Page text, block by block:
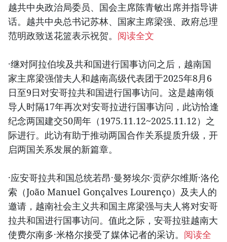
越共中央政治局委员、国会主席陈青敏出席并指导讲
话。越共中央总书记苏林、国家主席梁强、政府总理
范明政致送花篮表示祝贺。 阅读全文
·继对阿拉伯埃及共和国进行国事访问之后，越南国
家主席梁强偕夫人和越南高级代表团于2025年8月6
日至9日对安哥拉共和国进行国事访问。这是越南领
导人时隔17年再次对安哥拉进行国事访问，此访恰逢
纪念两国建交50周年（1975.11.12~2025.11.12）之
际进行。此访有助于推动两国合作关系提质升级，开
启两国关系发展的新篇章。
·应安哥拉共和国总统若昂·曼努埃尔·贡萨尔维斯·洛伦
索（João Manuel Gonçalves Lourenço）及夫人的
邀请，越南社会主义共和国主席梁强与夫人将对安哥
拉共和国进行国事访问。值此之际，安哥拉驻越南大
使费尔南多·米格尔接受了媒体记者的采访。 阅读全